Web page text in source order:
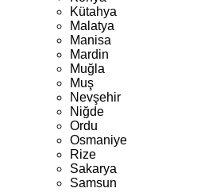
Kütahya
Malatya
Manisa
Mardin
Muğla
Muş
Nevşehir
Niğde
Ordu
Osmaniye
Rize
Sakarya
Samsun